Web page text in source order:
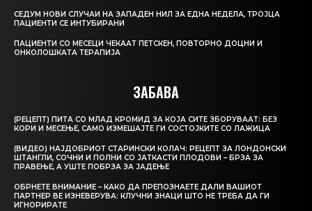
СЕДУМ НОВИ СЛУЧАИ НА ЗАПАДЕН НИЛ ЗА ЕДНА НЕДЕЛА, ТРОЈЦА
ПАЦИЕНТИ СЕ ИНТУБИРАНИ
ПАЦИЕНТИ СО МЕСЕЦИ ЧЕКААТ ПЕТСКЕН, ПОВТОРНО ДОЦНИ И
ОНКОЛОШКАТА ТЕРАПИЈА
ЗАБАВА
(РЕЦЕПТ) ПИТА СО МЛАД КРОМИД ЗА КОЈА СИТЕ ЗБОРУВААТ: БЕЗ
КОРИ И МЕСЕЊЕ, САМО ИЗМЕШАЈТЕ ГИ СОСТОЈКИТЕ СО ЛАЖИЦА
(ВИДЕО) НАЈДОБРИОТ СТАРИНСКИ КОЛАЧ: РЕЦЕПТ ЗА ЛОНДОНСКИ
ШТАНГЛИ, СОЧНИ И ПОЛНИ СО ЈАТКАСТИ ПЛОДОВИ – БРЗА ЗА
ПРАВЕЊЕ, А УШТЕ ПОБРЗА ЗА ЈАДЕЊЕ
ОБРНЕТЕ ВНИМАНИЕ – КАКО ДА ПРЕПОЗНАЕТЕ ДАЛИ ВАШИОТ
ПАРТНЕР ВЕ ИЗНЕВЕРУВА: КЛУЧНИ ЗНАЦИ ШТО НЕ ТРЕБА ДА ГИ
ИГНОРИРАТЕ